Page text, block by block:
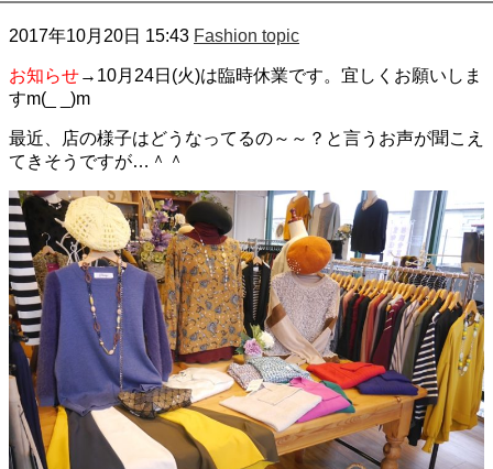
2017年10月20日 15:43 Fashion topic
お知らせ→10月24日(火)は臨時休業です。宜しくお願いしま
すm(_ _)m
最近、店の様子はどうなってるの～～？と言うお声が聞こえ
てきそうですが…＾＾